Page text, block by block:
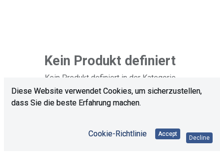
Kein Produkt definiert
Kein Produkt definiert in der Kategorie
„Produktionszubehör / Wärmeleitpaste".
Diese Website verwendet Cookies, um sicherzustellen,
dass Sie die beste Erfahrung machen.
Cookie-Richtlinie Accept
Decline